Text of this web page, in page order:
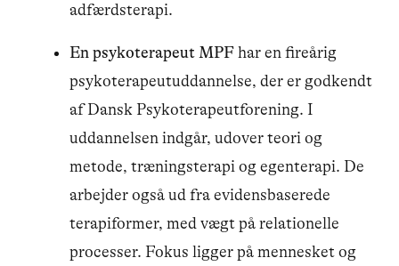
adfærdsterapi.
En psykoterapeut MPF har en fireårig
psykoterapeutuddannelse, der er godkendt
af Dansk Psykoterapeutforening. I
uddannelsen indgår, udover teori og
metode, træningsterapi og egenterapi. De
arbejder også ud fra evidensbaserede
terapiformer, med vægt på relationelle
processer. Fokus ligger på mennesket og